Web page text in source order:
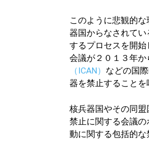
このように悲観的
器国からなされて
するプロセスを開
会議が２０１３年か
（ICAN） などの国
器を禁止することを
核兵器国やその同
禁止に関する会議
動に関する包括的